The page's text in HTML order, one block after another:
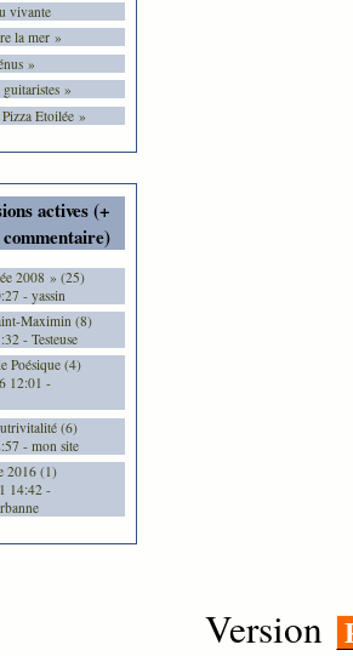
vivante
la mer »
»
»
Etoilée »
actives (+
commentaire)
2008 » (25)
- yassin
Maximin (8)
- Testeuse
Poésique (4)
12:01 -
(6)
- mon site
2016 (1)
14:42 -
Version